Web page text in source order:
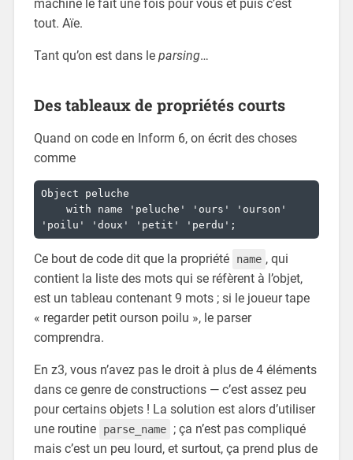
machine le fait une fois pour vous et puis c’est
tout. Aïe.
Tant qu’on est dans le parsing…
Des tableaux de propriétés courts
Quand on code en Inform 6, on écrit des choses
comme
Object peluche
'poilu' 'doux' 'petit' 'perdu';
Ce bout de code dit que la propriété name , qui
contient la liste des mots qui se réfèrent à l’objet,
est un tableau contenant 9 mots ; si le joueur tape
« regarder petit ourson poilu », le parser
comprendra.
En z3, vous n’avez pas le droit à plus de 4 éléments
dans ce genre de constructions — c’est assez peu
pour certains objets ! La solution est alors d’utiliser
une routine
parse_name
; ça n’est pas compliqué
mais c’est un peu lourd, et surtout, ça prend plus de